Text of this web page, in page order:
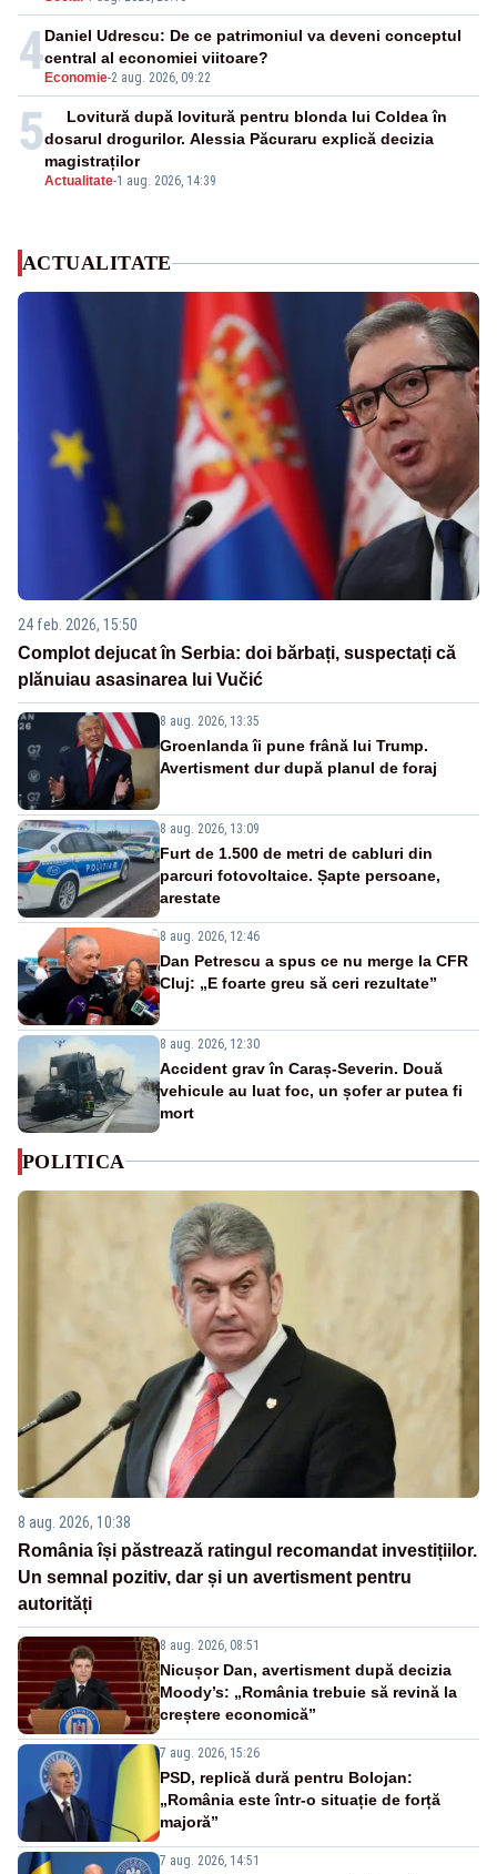
4 Economie-2 aug. 2026, 09:22
Daniel Udrescu: De ce patrimoniul va deveni conceptul
central al economiei viitoare?
5
Actualitate-1 aug. 2026, 14:39
Lovitură după lovitură pentru blonda lui Coldea în
dosarul drogurilor. Alessia Păcuraru explică decizia
magistraților
ACTUALITATE
24 feb. 2026, 15:50
Complot dejucat în Serbia: doi bărbați, suspectați că
plănuiau asasinarea lui Vučić
8 aug. 2026, 13:35
Groenlanda îi pune frână lui Trump.
Avertisment dur după planul de foraj
8 aug. 2026, 13:09
Furt de 1.500 de metri de cabluri din
parcuri fotovoltaice. Șapte persoane,
arestate
8 aug. 2026, 12:46
Dan Petrescu a spus ce nu merge la CFR
Cluj: „E foarte greu să ceri rezultate”
8 aug. 2026, 12:30
Accident grav în Caraș-Severin. Două
vehicule au luat foc, un șofer ar putea fi
mort
POLITICA
8 aug. 2026, 10:38
România își păstrează ratingul recomandat investițiilor.
Un semnal pozitiv, dar și un avertisment pentru
autorități
8 aug. 2026, 08:51
Nicușor Dan, avertisment după decizia
Moody’s: „România trebuie să revină la
creștere economică”
7 aug. 2026, 15:26
PSD, replică dură pentru Bolojan:
„România este într-o situație de forță
majoră”
7 aug. 2026, 14:51